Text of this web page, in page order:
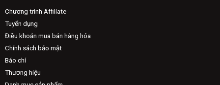
Chương trình Afﬁliate
Tuyển dụng
Điều khoản mua bán hàng hóa
Chính sách bảo mật
Báo chí
Thương hiệu